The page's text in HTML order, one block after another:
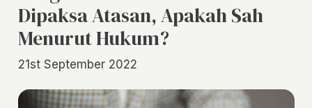
Dipaksa Atasan, Apakah Sah
Menurut Hukum?
21st September 2022